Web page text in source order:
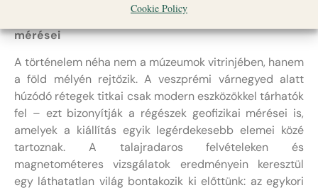
Cookie Policy
A mélyben rejtőző emlékek: Régészek geofizikai
mérései
A történelem néha nem a múzeumok vitrinjében, hanem
a föld mélyén rejtőzik. A veszprémi várnegyed alatt
húzódó rétegek titkai csak modern eszközökkel tárhatók
fel – ezt bizonyítják a régészek geofizikai mérései is,
amelyek a kiállítás egyik legérdekesebb elemei közé
tartoznak. A talajradaros felvételeken és
magnetométeres vizsgálatok eredményein keresztül
egy láthatatlan világ bontakozik ki előttünk: az egykori